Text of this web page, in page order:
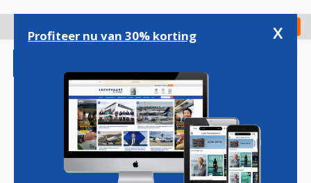
gaan
Check in
Magazine Podcasts Vacatures
Profiteer nu van 30% korting x